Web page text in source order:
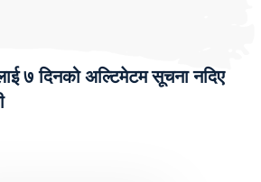
७ दिनको अल्टिमेटम सूचना नदिए